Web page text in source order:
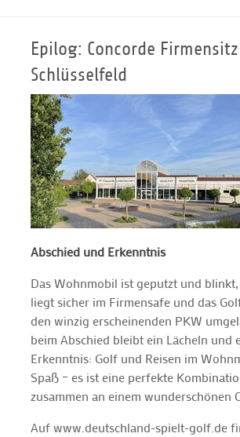
Epilog: Concorde
Schlüsselfeld
Abschied und Erkenntnis
Das Wohnmobil ist geputzt und blinkt,
liegt sicher im Firmensafe und das
den winzig erscheinenden PKW
beim Abschied bleibt ein Lächeln und
Erkenntnis: Golf und Reisen im
Spaß – es ist eine perfekte
zusammen an einem wunderschönen
Auf www.deutschland-spielt-golf.de